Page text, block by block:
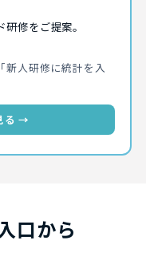
修をご提案。
新人研修に統計を入
る →
口から